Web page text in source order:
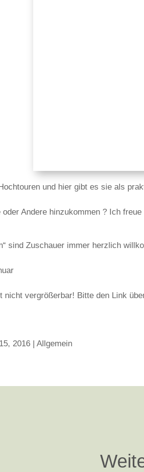
und hier gibt es sie als
Andere hinzukommen ? Ich
sind Zuschauer immer herzlich
nicht vergrößerbar! Bitte den Link
2016 |Allgemein